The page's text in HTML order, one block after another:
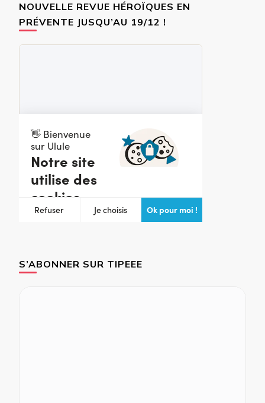
NOUVELLE REVUE HÉROÏQUES EN
PRÉVENTE JUSQU’AU 19/12 !
S’ABONNER SUR TIPEEE